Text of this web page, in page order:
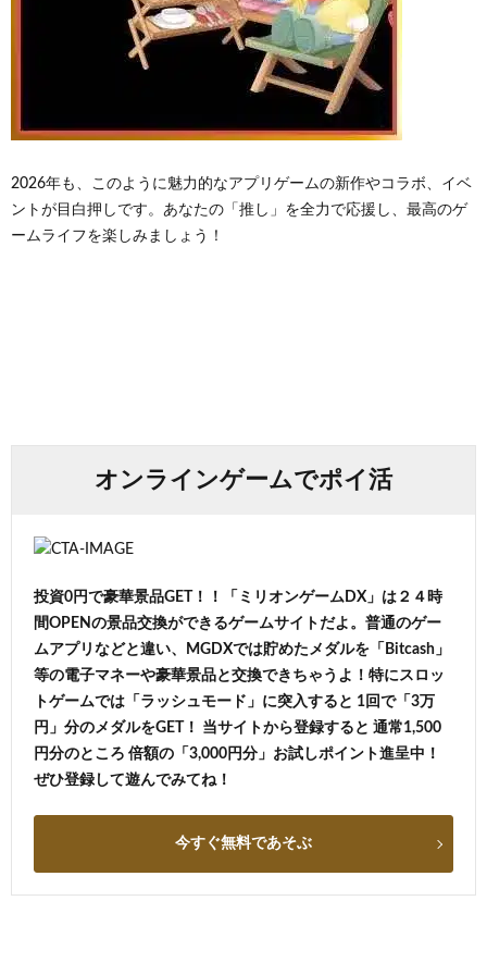
2026年も、このように魅力的なアプリゲームの新作やコラボ、イベ
ントが目白押しです。あなたの「推し」を全力で応援し、最高のゲ
ームライフを楽しみましょう！
オンラインゲームでポイ活
投資0円で豪華景品GET！！「ミリオンゲームDX」は２４時
間OPENの景品交換ができるゲームサイトだよ。普通のゲー
ムアプリなどと違い、MGDXでは貯めたメダルを「Bitcash」
等の電子マネーや豪華景品と交換できちゃうよ！特にスロッ
トゲームでは「ラッシュモード」に突入すると 1回で「3万
円」分のメダルをGET！ 当サイトから登録すると 通常1,500
円分のところ 倍額の「3,000円分」お試しポイント進呈中！
ぜひ登録して遊んでみてね！
今すぐ無料であそぶ